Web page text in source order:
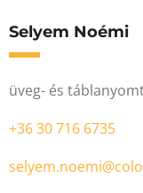
Selyem Noémi
üveg- és
+36 30 716 6735